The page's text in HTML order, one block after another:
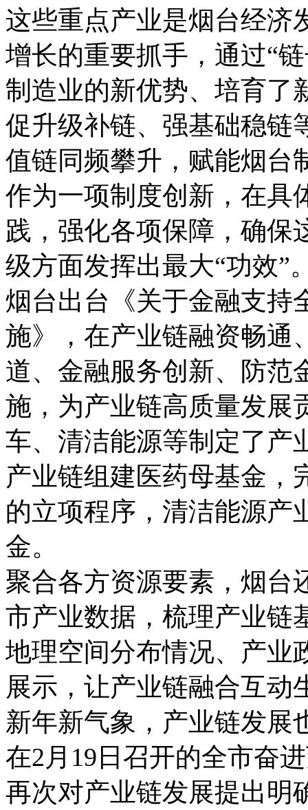
这些重点产业是烟台经济
增长的重要抓手，通过“
制造业的新优势、培育了
促升级补链、强基础稳链
值链同频攀升，赋能烟台
作为一项制度创新，在具
践，强化各项保障，确保
级方面发挥出最大“功效”
烟台出台《关于金融支持
施》，在产业链融资畅通
道、金融服务创新、防范
施，为产业链高质量发展
车、清洁能源等制定了产
产业链组建医药母基金，
的立项程序，清洁能源产
金。
聚合各方资源要素，烟台
市产业数据，梳理产业链
地理空间分布情况、产业
展示，让产业链融合互动
新年新气象，产业链发展
在2月19日召开的全市奋
再次对产业链发展提出明